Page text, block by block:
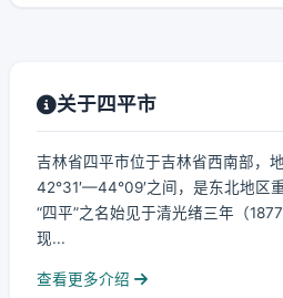
关于四平市
吉林省四平市位于吉林省西南部，
42°31′—44°09′之间，是东北地区
“四平”之名始见于清光绪三年（
现...
查看更多介绍